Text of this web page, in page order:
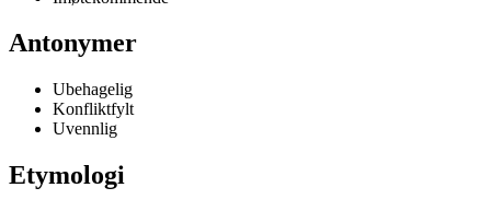
Antonymer
Ubehagelig
Konfliktfylt
Uvennlig
Etymologi